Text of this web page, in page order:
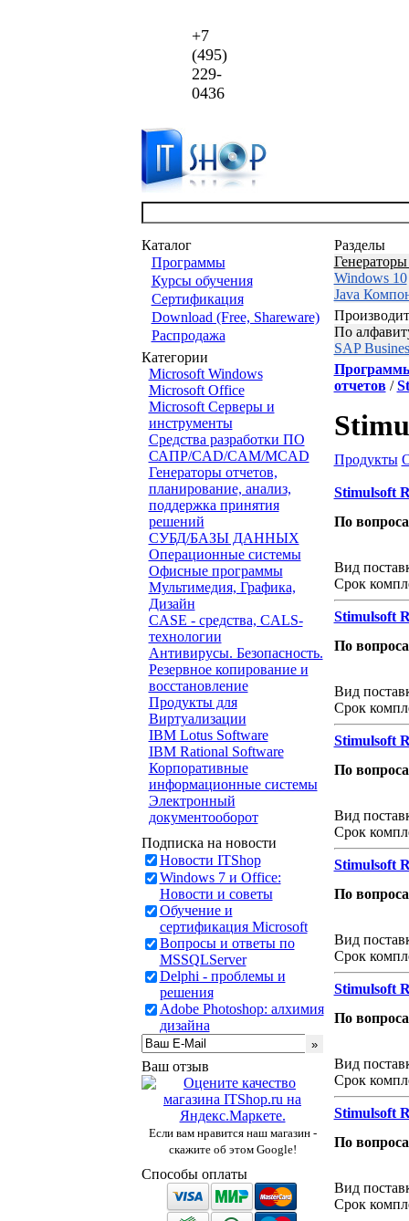
+7
(495)
229-
0436
Каталог
Программы
Курсы обучения
Сертификация
Download (Free, Shareware)
Распродажа
Категории
Microsoft Windows
Microsoft Office
Microsoft Серверы и
инструменты
Средства разработки ПО
САПР/CAD/CAM/MCAD
Генераторы отчетов,
планирование, анализ,
поддержка принятия
решений
СУБД/БАЗЫ ДАННЫХ
Операционные системы
Офисные программы
Мультимедия, Графика,
Дизайн
CASE - средства, CALS-
технологии
Антивирусы. Безопасность.
Резервное копирование и
восстановление
Продукты для
Виртуализации
IBM Lotus Software
IBM Rational Software
Корпоративные
информационные системы
Электронный
документооборот
Подписка на новости
Новости ITShop
Windows 7 и Office:
Новости и советы
Обучение и
сертификация Microsoft
Вопросы и ответы по
MSSQLServer
Delphi - проблемы и
решения
Adobe Photoshop: алхимия
дизайна
Ваш отзыв
Если вам нравится наш магазин -
скажите об этом Google!
Способы оплаты
Разделы
Генераторы
Windows 10
Java
По
SAP
отчетов/
Продукты
Stimulsoft
По
Вид
Срок
Stimulsoft
По
Вид
Срок
Stimulsoft
По
Вид
Срок
Stimulsoft
По
Вид
Срок
Stimulsoft
По
Вид
Срок
Stimulsoft
По
Вид
Срок